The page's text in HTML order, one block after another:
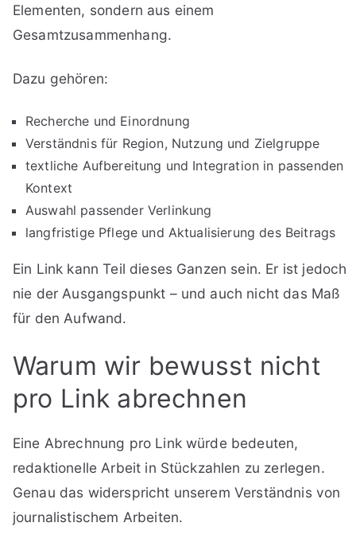
Elementen, sondern aus einem
Gesamtzusammenhang.
Dazu gehören:
Recherche und Einordnung
Verständnis für Region, Nutzung und Zielgruppe
textliche Aufbereitung und Integration in passenden
Kontext
Auswahl passender Verlinkung
langfristige Pflege und Aktualisierung des Beitrags
Ein Link kann Teil dieses Ganzen sein. Er ist jedoch
nie der Ausgangspunkt – und auch nicht das Maß
für den Aufwand.
Warum wir bewusst nicht
pro Link abrechnen
Eine Abrechnung pro Link würde bedeuten,
redaktionelle Arbeit in Stückzahlen zu zerlegen.
Genau das widerspricht unserem Verständnis von
journalistischem Arbeiten.